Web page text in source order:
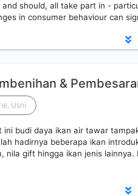
and should, all take part in -
in consumer behaviour can
&
Usni
ini budi daya ikan air tawar
hadirnya beberapa ikan
nila gift hingga ikan jenis lainnya.